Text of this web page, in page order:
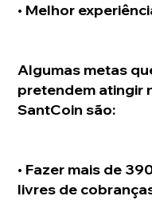
• Melhor
Algumas metas
pretendem atingir
SantCoin são:
• Fazer mais de
livres de